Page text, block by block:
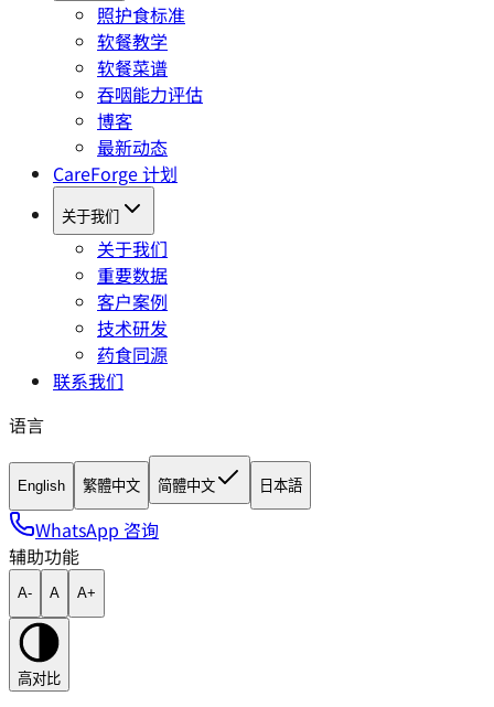
照护食标准
软餐教学
软餐菜谱
吞咽能力评估
博客
最新动态
CareForge 计划
关于我们
关于我们
重要数据
客户案例
技术研发
药食同源
联系我们
语言
English 繁體中文 简體中文 日本語
WhatsApp 咨询
辅助功能
A- A A+
高对比